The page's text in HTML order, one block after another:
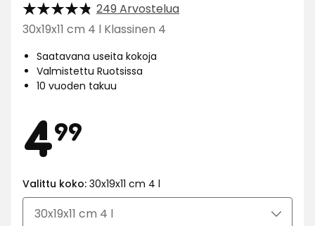
249 Arvostelua
30x19x11 cm 4 l Klassinen 4
Saatavana useita kokoja
Valmistettu Ruotsissa
10 vuoden takuu
Hinta
499
€
Valittu koko: 30x19x11 cm 4 l